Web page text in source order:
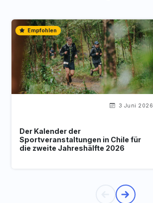
Empfohlen
3 Juni 2026
Der Kalender der
Sportveranstaltungen in Chile für
die zweite Jahreshälfte 2026